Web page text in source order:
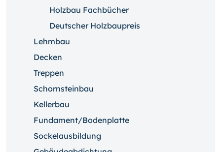
Holzbau Fachbücher
Deutscher Holzbaupreis
Lehmbau
Decken
Treppen
Schornsteinbau
Kellerbau
Fundament/Bodenplatte
Sockelausbildung